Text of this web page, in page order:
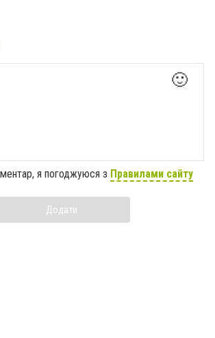
🙂
я погоджуюся з Правилами сайту
Додати